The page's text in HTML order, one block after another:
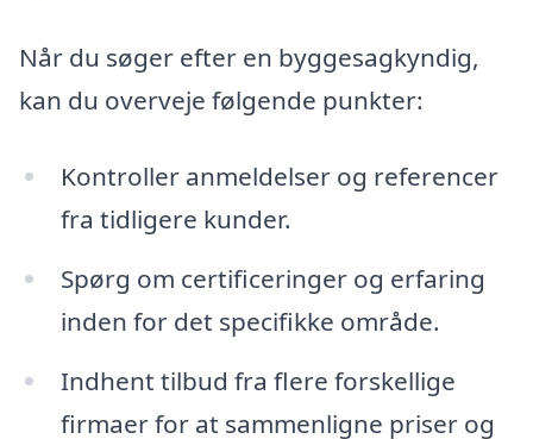
Når du søger efter en byggesagkyndig,
kan du overveje følgende punkter:
Kontroller anmeldelser og referencer
fra tidligere kunder.
Spørg om certificeringer og erfaring
inden for det specifikke område.
Indhent tilbud fra flere forskellige
firmaer for at sammenligne priser og